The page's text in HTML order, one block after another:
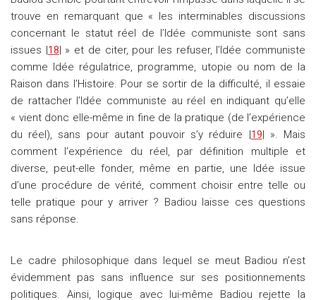
trouve en remarquant que « les interminables discussions
concernant le statut réel de l’Idée communiste sont sans
issues |18| » et de citer, pour les refuser, l’Idée communiste
comme Idée régulatrice, programme, utopie ou nom de la
Raison dans l’Histoire. Pour se sortir de la difficulté, il essaie
de rattacher l’Idée communiste au réel en indiquant qu’elle
« vient donc elle-même in fine de la pratique (de l’expérience
du réel), sans pour autant pouvoir s’y réduire |19| ». Mais
comment l’expérience du réel, par définition multiple et
diverse, peut-elle fonder, même en partie, une Idée issue
d’une procédure de vérité, comment choisir entre telle ou
telle pratique pour y arriver ? Badiou laisse ces questions
sans réponse.
Le cadre philosophique dans lequel se meut Badiou n’est
évidemment pas sans influence sur ses positionnements
politiques. Ainsi, logique avec lui-même Badiou rejette la